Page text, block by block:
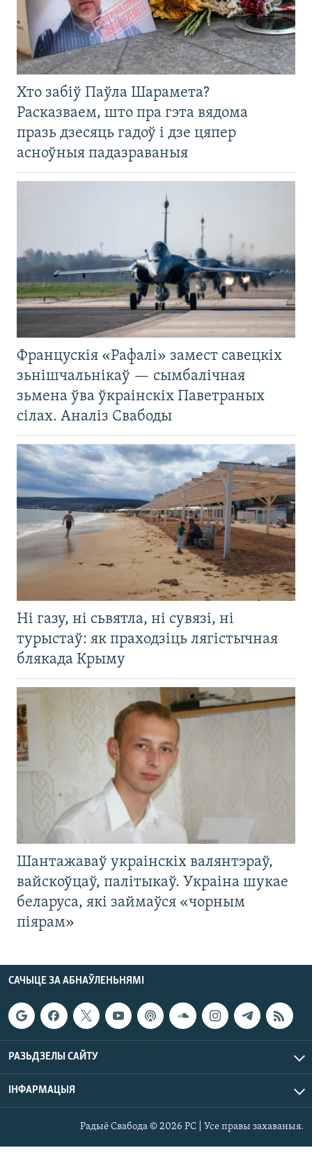
Хто забіў Паўла Шарамета?
Расказваем, што пра гэта вядома
празь дзесяць гадоў і дзе цяпер
асноўныя падазраваныя
Францускія «Рафалі» замест савецкіх
зьнішчальнікаў — сымбалічная
зьмена ўва ўкраінскіх Паветраных
сілах. Аналіз Свабоды
Ні газу, ні сьвятла, ні сувязі, ні
турыстаў: як праходзіць лягістычная
блякада Крыму
Шантажаваў украінскіх валянтэраў,
вайскоўцаў, палітыкаў. Украіна шукае
беларуса, які займаўся «чорным
піярам»
САЧЫЦЕ ЗА АБНАЎЛЕНЬНЯМІ
РАЗЬДЗЕЛЫ САЙТУ
ІНФАРМАЦЫЯ
Радыё Свабода © 2026 РС | Усе правы захаваныя.